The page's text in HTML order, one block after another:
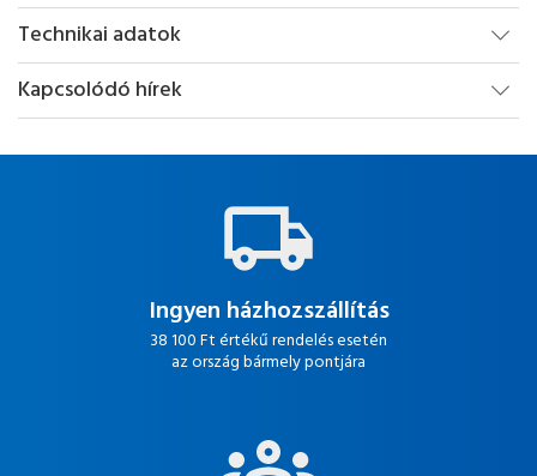
Technikai adatok
Kapcsolódó hírek
Ingyen házhozszállítás
38 100 Ft értékű rendelés esetén
az ország bármely pontjára